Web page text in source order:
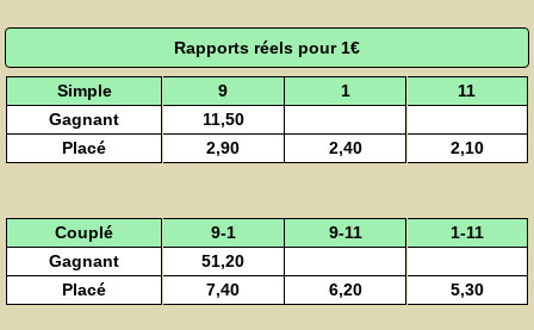
Rapports réels pour 1€
Simple 9 1
11
Gagnant
11,50
Placé
2,90 2,40 2,10
Couplé 9-1 9-11
1-11
Gagnant
51,20
Placé
7,40 6,20 5,30